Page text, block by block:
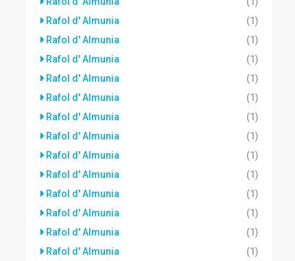
Rafol d' Almunia
(1)
Rafol d' Almunia
(1)
Rafol d' Almunia
(1)
Rafol d' Almunia
(1)
Rafol d' Almunia
(1)
Rafol d' Almunia
(1)
Rafol d' Almunia
(1)
Rafol d' Almunia
(1)
Rafol d' Almunia
(1)
Rafol d' Almunia
(1)
Rafol d' Almunia
(1)
Rafol d' Almunia
(1)
Rafol d' Almunia
(1)